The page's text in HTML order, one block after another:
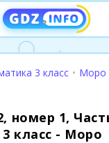
3 класс • Моро
номер 1,
класс - Моро